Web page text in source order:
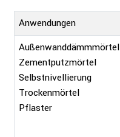
Anwendungen
Außenwanddämmmörtel
Zementputzmörtel
Selbstnivellierung
Trockenmörtel
Pflaster